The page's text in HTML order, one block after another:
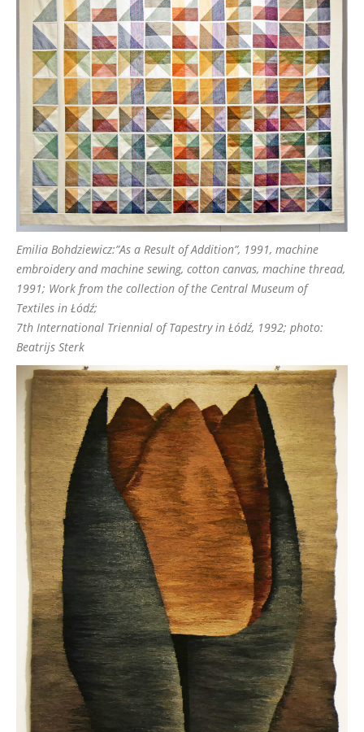
Emilia Bohdziewicz:”As a Result of Addition”, 1991, machine
embroidery and machine sewing, cotton canvas, machine thread,
1991; Work from the collection of the Central Museum of
Textiles in Łódź;
7th International Triennial of Tapestry in Łódź, 1992; photo:
Beatrijs Sterk